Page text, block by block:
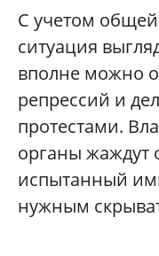
С учетом
ситуация
вполне можно
репрессий и
протестами.
органы жаждут
испытанный
нужным